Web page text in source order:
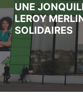
UNE
LEROY
SOLIDAIRES